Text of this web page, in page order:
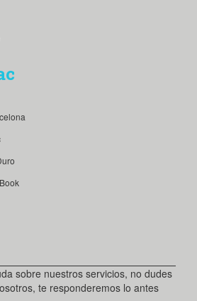
sobre nuestros servicios, no dudes
te responderemos lo antes